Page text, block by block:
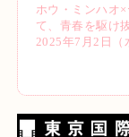
ホウ・ミンハオ
て、青春を駆け
2025年7月2日（